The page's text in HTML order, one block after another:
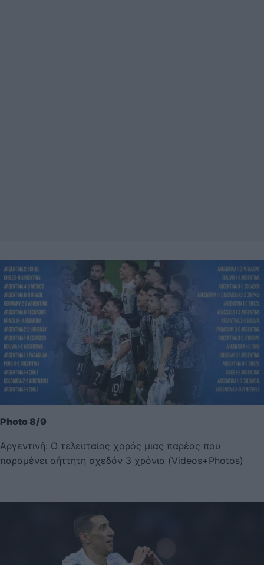
Photo 8/9
Αργεντινή: Ο τελευταίος χορός μιας παρέας που
παραμένει αήττητη σχεδόν 3 χρόνια (Videos+Photos)